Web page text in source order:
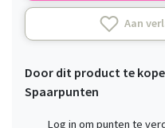
Aan
Door dit product te
Spaarpunten
Log in om punten te